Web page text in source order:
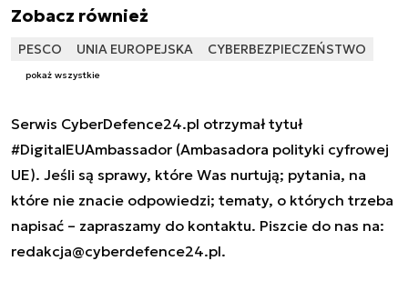
Zobacz również
PESCO UNIA EUROPEJSKA CYBERBEZPIECZEŃSTWO
pokaż wszystkie
Serwis CyberDefence24.pl otrzymał tytuł
#DigitalEUAmbassador (Ambasadora polityki cyfrowej
UE). Jeśli są sprawy, które Was nurtują; pytania, na
które nie znacie odpowiedzi; tematy, o których trzeba
napisać – zapraszamy do kontaktu. Piszcie do nas na:
redakcja@cyberdefence24.pl.